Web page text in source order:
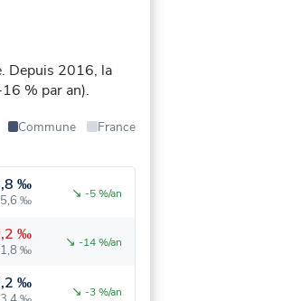
Depuis 2016, la
% par an).
Commune
France
‰
5,6 ‰ ↘ -5 %/an
‰
1,8 ‰ ↘ -14 %/an
‰ ↘ -3 %/an